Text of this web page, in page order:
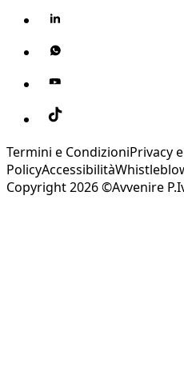
Termini e CondizioniPrivacy
PolicyAccessibilità
Copyright 2026 ©Avvenire